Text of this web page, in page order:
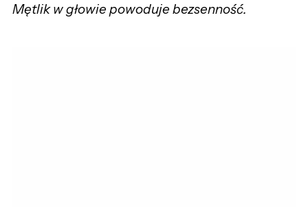
Mętlik w głowie powoduje bezsenność.